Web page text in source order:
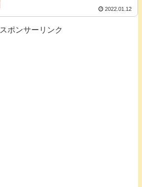
2022.01.12
スポンサーリンク